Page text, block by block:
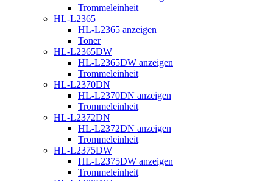
Trommeleinheit
HL-L2365
HL-L2365 anzeigen
Toner
HL-L2365DW
HL-L2365DW anzeigen
Trommeleinheit
HL-L2370DN
HL-L2370DN anzeigen
Trommeleinheit
HL-L2372DN
HL-L2372DN anzeigen
Trommeleinheit
HL-L2375DW
HL-L2375DW anzeigen
Trommeleinheit